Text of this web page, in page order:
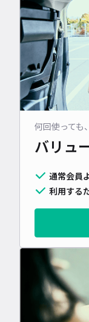
何回使っても
バリュ
通常会員
利用する